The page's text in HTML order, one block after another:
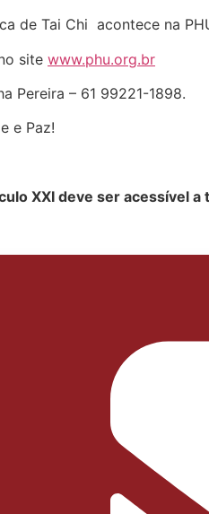
de Tai Chi acontece na
site www.phu.org.br
Pereira – 61 99221-1898.
e Paz!
o XXI deve ser acessível a